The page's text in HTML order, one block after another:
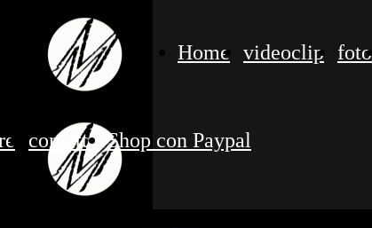
Home videoclip foto
contatti Shop con Paypal